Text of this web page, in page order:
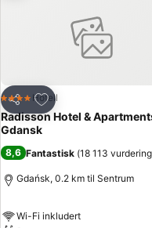
Del
Legg til i favoritter
4 StjernerHotell
Radisson Hotel &
Gdansk
8,6 Fantastisk (18 113
Gdańsk, 0.2 km til Sentrum
Wi-Fi inkludert